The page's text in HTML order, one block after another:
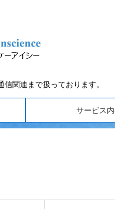
関連まで扱っております。
サービス